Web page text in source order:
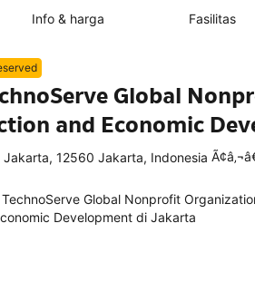
Info & harga Fasilitas
Global
and Economic
12560 Jakarta, Indonesia